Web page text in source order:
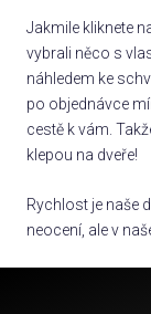
Jakmile kliknete
vybrali něco s
náhledem ke
po objednávce
cestě k vám.
klepou na dveře!
Rychlost je naše
neocení, ale v